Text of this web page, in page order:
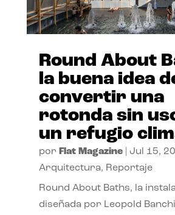
Round About
la buena idea
convertir una
rotonda sin
un refugio
por Flat Magazine| Jul 15,
Arquitectura, Reportaje
Round About Baths, la
diseñada por Leopold